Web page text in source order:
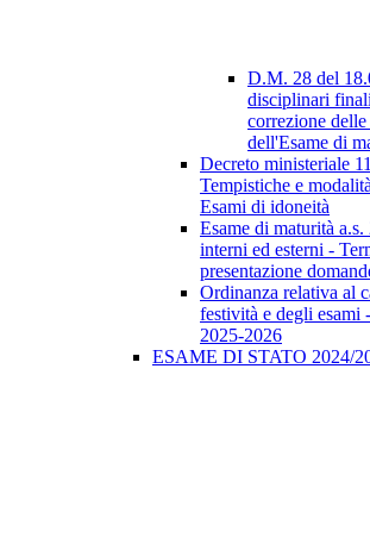
D.M. 28 del
disciplinari
correzione
dell'Esame di
Decreto ministeriale
Tempistiche e
Esami di idoneità
Esame di maturità
interni ed esterni -
presentazione
Ordinanza relativa al
festività e degli esami
2025-2026
ESAME DI STATO 2024/